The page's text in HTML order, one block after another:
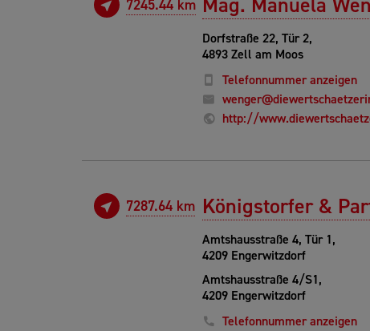
7245.44 km
Dorfstraße 22, Tür 2,
4893 Zell am Moos
Telefonnummer anzeigen
http://
7287.64 km Königstorfer &
Amtshausstraße 4, Tür 1,
4209 Engerwitzdorf
Amtshausstraße 4/S1,
4209 Engerwitzdorf
Telefonnummer anzeigen